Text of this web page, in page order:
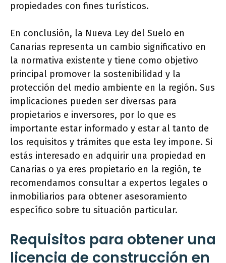
propiedades con fines turísticos.
En conclusión, la Nueva Ley del Suelo en
Canarias representa un cambio significativo en
la normativa existente y tiene como objetivo
principal promover la sostenibilidad y la
protección del medio ambiente en la región. Sus
implicaciones pueden ser diversas para
propietarios e inversores, por lo que es
importante estar informado y estar al tanto de
los requisitos y trámites que esta ley impone. Si
estás interesado en adquirir una propiedad en
Canarias o ya eres propietario en la región, te
recomendamos consultar a expertos legales o
inmobiliarios para obtener asesoramiento
específico sobre tu situación particular.
Requisitos para obtener una
licencia de construcción en